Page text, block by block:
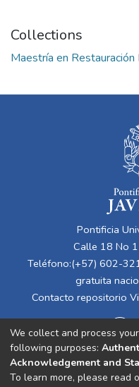
Collections
Maestría en Restauración
Pontificia
Calle 18 No
Teléfono:(+57) 602-
gratuita
Contacto repositorio
We collect and process
following purposes:
Acknowledgement and
To learn more, please read